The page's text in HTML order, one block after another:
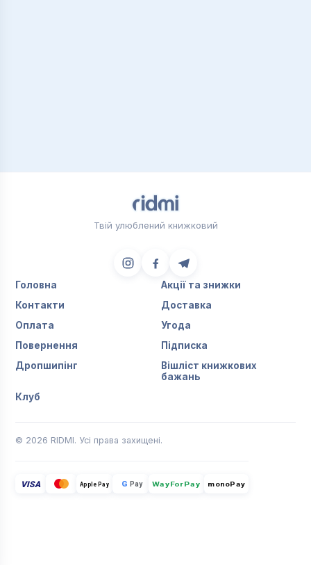
Твій улюблений книжковий
Головна
Акції та знижки
Контакти
Доставка
Оплата
Угода
Повернення
Підписка
Дропшипінг
Вішліст книжкових
бажань
Клуб
© 2026 RIDMI. Усі права захищені.
VISA Apple Pay G Pay WayForPay monoPay